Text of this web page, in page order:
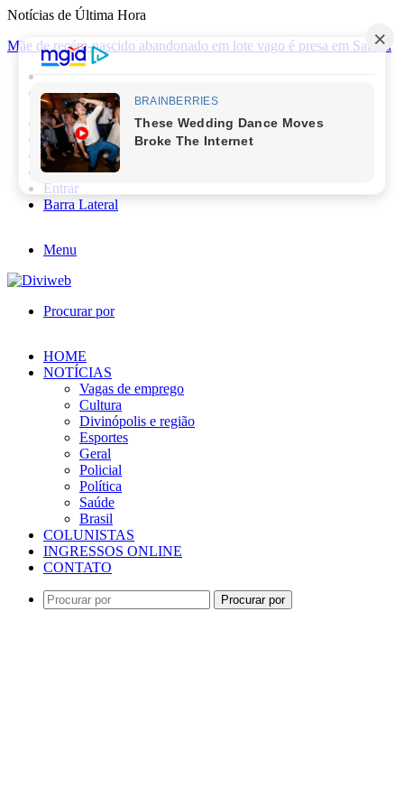
Notícias de Última Hora
Mãe de recém-nascido abandonado em lote vago é presa em Sabará
Facebook
X
YouTube
Instagram
Entrar
Barra Lateral
Menu
Procurar por
HOME
NOTÍCIAS
Vagas de emprego
Cultura
Divinópolis e região
Esportes
Geral
Policial
Política
Saúde
Brasil
COLUNISTAS
INGRESSOS ONLINE
CONTATO
Procurar por